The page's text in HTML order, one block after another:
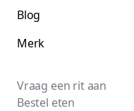
Blog
Merk
Vraag een rit aan
Bestel eten